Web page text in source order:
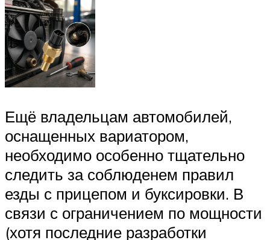
Ещё владельцам автомобилей,
оснащенных вариатором,
необходимо особенно тщательно
следить за соблюденем правил
езды с прицепом и буксировки. В
связи с ограничением по мощности
(хотя последние разработки